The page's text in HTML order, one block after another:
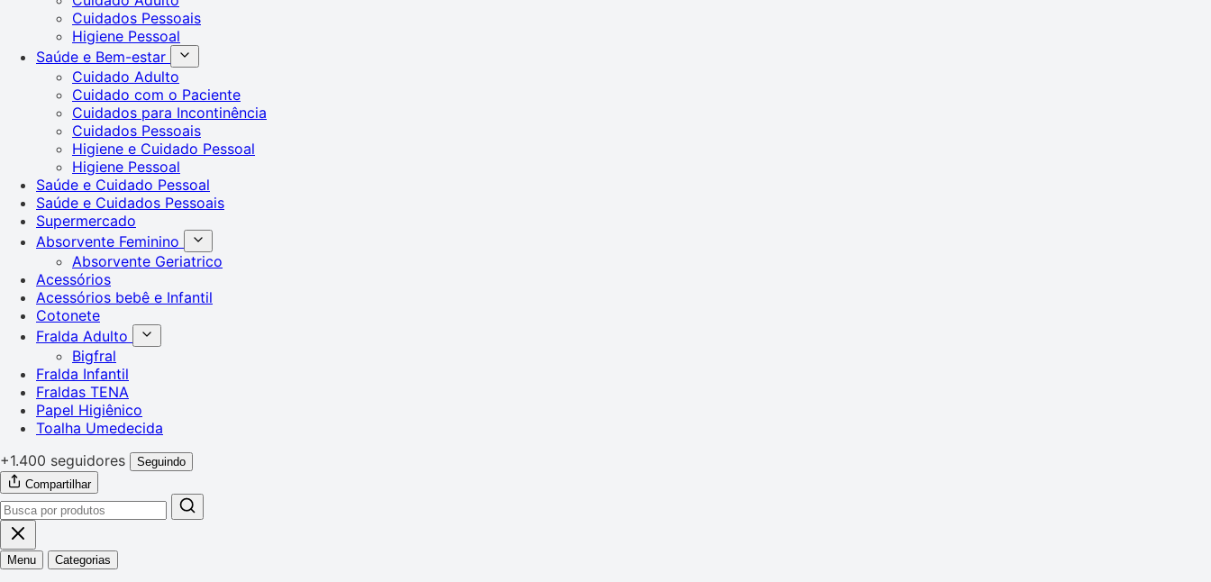
Cuidados Pessoais
Higiene Pessoal
Saúde e Bem-estar
Cuidado Adulto
Cuidado com o Paciente
Cuidados para Incontinência
Cuidados Pessoais
Higiene e Cuidado Pessoal
Higiene Pessoal
Saúde e Cuidado Pessoal
Saúde e Cuidados Pessoais
Supermercado
Absorvente Feminino
Absorvente Geriatrico
Acessórios
Acessórios bebê e Infantil
Cotonete
Fralda Adulto
Bigfral
Fralda Infantil
Fraldas TENA
Papel Higiênico
Toalha Umedecida
+1.400 seguidores
Seguindo
Compartilhar
Menu Categorias